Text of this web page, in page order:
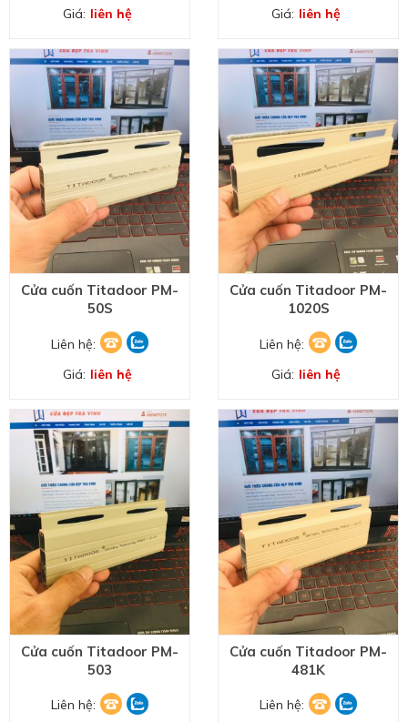
Giá: liên hệ
Giá: liên hệ
Cửa cuốn Titadoor PM-
50S
Liên hệ:
Giá: liên hệ
Cửa cuốn Titadoor PM-
1020S
Liên hệ:
Giá: liên hệ
Cửa cuốn Titadoor PM-
503
Liên hệ:
Cửa cuốn Titadoor PM-
481K
Liên hệ: